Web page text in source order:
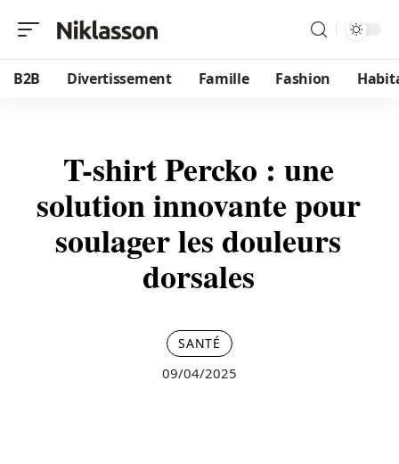
B2B Divertissement Famille Fashion
T-shirt Percko : une
solution innovante pour
soulager les douleurs
dorsales
SANTÉ
09/04/2025